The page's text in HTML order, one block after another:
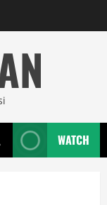
WATCH